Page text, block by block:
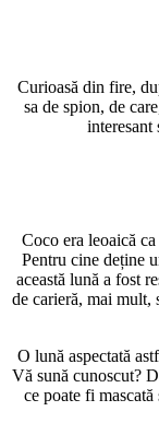
Curioasă din fire,
sa de spion, de
interesant
Coco era leoaică
Pentru cine deține
această lună a fost
de carieră, mai mult,
O lună aspectată
Vă sună cunoscut?
ce poate fi